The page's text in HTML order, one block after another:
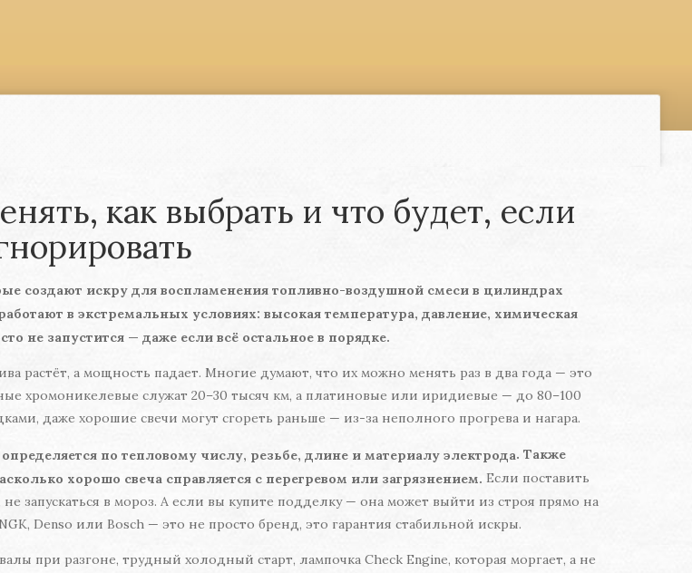
как выбрать и что будет, если
создают искру для воспламенения топливно-воздушной смеси в цилиндрах
в экстремальных условиях: высокая температура, давление, химическая
не запустится — даже если всё остальное в порядке.
растёт, а мощность падает. Многие думают, что их можно менять раз в два года — это
хромоникелевые служат 20–30 тысяч км, а платиновые или иридиевые — до 80–100
даже хорошие свечи могут сгореть раньше — из-за неполного прогрева и нагара.
определяется по тепловому числу, резьбе, длине и материалу электрода. Также
хорошо свеча справляется с перегревом или загрязнением. Если поставить
запускаться в мороз. А если вы купите подделку — она может выйти из строя прямо на
Denso или Bosch — это не просто бренд, это гарантия стабильной искры.
при разгоне, трудный холодный старт, лампочка Check Engine, которая моргает, а не